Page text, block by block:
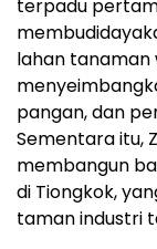
terpadu
lahan tanaman
pangan, dan
Sementara itu,
membangun
di Tiongkok,
taman industri